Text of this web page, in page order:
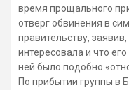
время прощального
отверг обвинения в
правительству,
интересовала и что
ней было подобно
По прибытии группы в